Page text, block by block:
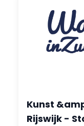
Kunst
Rijswijk -